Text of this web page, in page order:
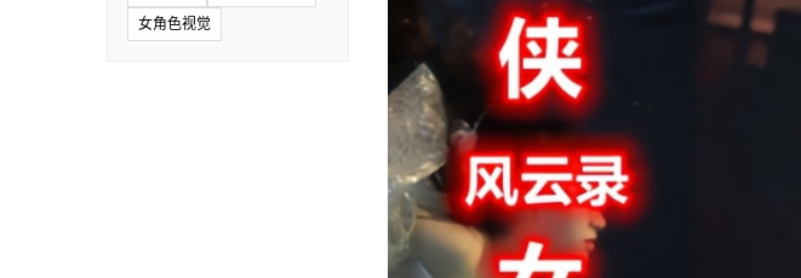
女角色视觉